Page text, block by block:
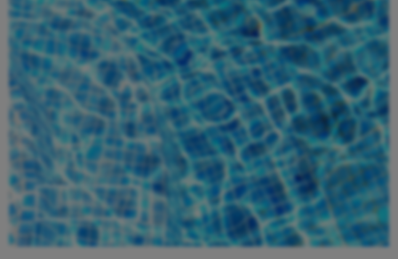
Beställ här